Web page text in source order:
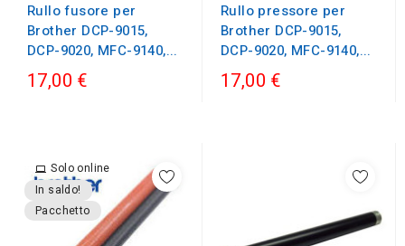
Rullo fusore per
Brother DCP-9015,
DCP-9020, MFC-9140,...
17,00 €
Rullo pressore per
Brother DCP-9015,
DCP-9020, MFC-9140,...
17,00 €
Solo online
In saldo!
Pacchetto